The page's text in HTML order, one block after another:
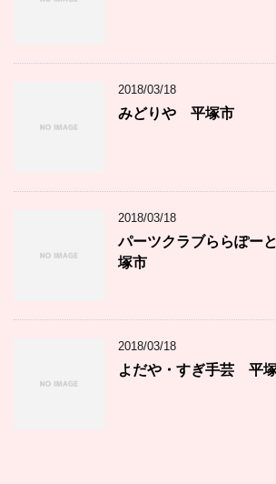
2018/03/18
みどりや 平塚市
2018/03/18
パーツクラブららぽー
塚市
2018/03/18
よだや・すぎ手芸 平